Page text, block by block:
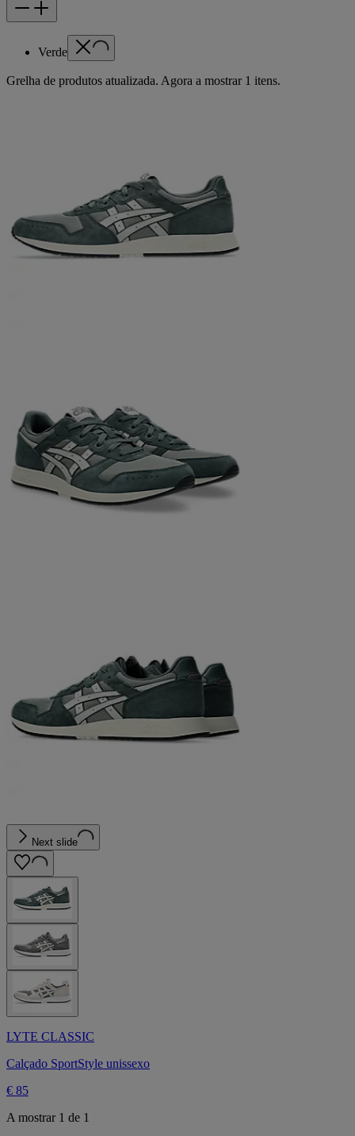
Verde
Grelha de produtos atualizada. Agora a mostrar 1 itens.
Next slide
LYTE CLASSIC
Calçado SportStyle unissexo
€ 85
A mostrar 1 de 1